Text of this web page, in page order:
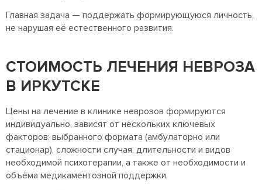
Главная задача — поддержать формирующуюся личность,
не нарушая её естественного развития.
СТОИМОСТЬ ЛЕЧЕНИЯ НЕВРОЗА
В ИРКУТСКЕ
Цены на лечение в клинике неврозов формируются
индивидуально, зависят от нескольких ключевых
факторов: выбранного формата (амбулаторно или
стационар), сложности случая, длительности и видов
необходимой психотерапии, а также от необходимости и
объёма медикаментозной поддержки.